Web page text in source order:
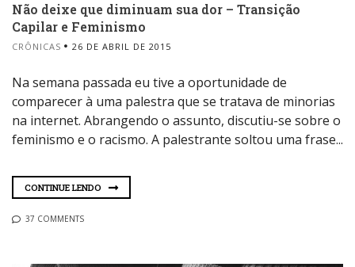
Não deixe que diminuam sua dor – Transição
Capilar e Feminismo
CRÔNICAS 26 DE ABRIL DE 2015
Na semana passada eu tive a oportunidade de
comparecer à uma palestra que se tratava de minorias
na internet. Abrangendo o assunto, discutiu-se sobre o
feminismo e o racismo. A palestrante soltou uma frase...
CONTINUE LENDO
37 COMMENTS